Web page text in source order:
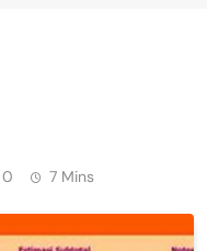
0 7 Mins